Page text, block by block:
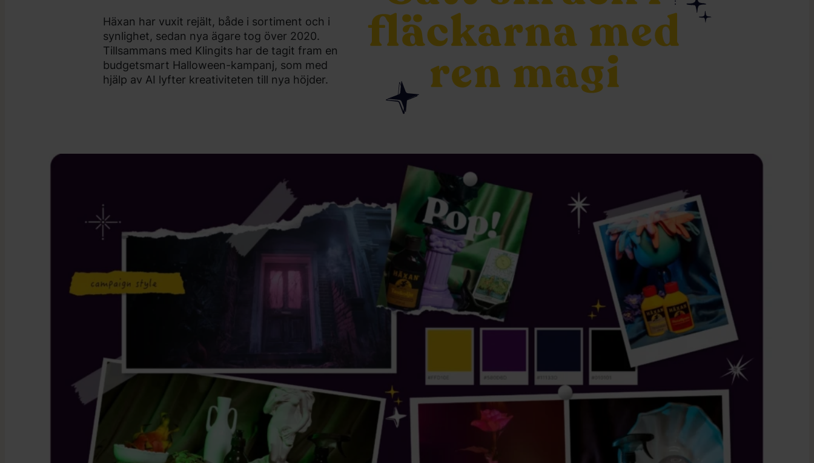
Häxan har vuxit rejält, både i sortiment och i
synlighet, sedan nya ägare tog över 2020.
Tillsammans med Klingits har de tagit fram en
budgetsmart Halloween-kampanj, som med
hjälp av AI lyfter kreativiteten till nya höjder.